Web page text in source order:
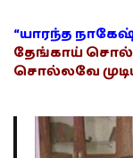
“யாரந்த
தேங்காய்
சொல்லவே